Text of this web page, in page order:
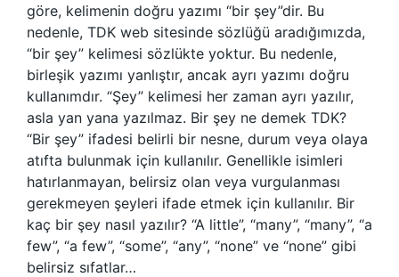
göre, kelimenin doğru yazımı “bir şey”dir. Bu
nedenle, TDK web sitesinde sözlüğü aradığımızda,
“bir şey” kelimesi sözlükte yoktur. Bu nedenle,
birleşik yazımı yanlıştır, ancak ayrı yazımı doğru
kullanımdır. “Şey” kelimesi her zaman ayrı yazılır,
asla yan yana yazılmaz. Bir şey ne demek TDK?
“Bir şey” ifadesi belirli bir nesne, durum veya olaya
atıfta bulunmak için kullanılır. Genellikle isimleri
hatırlanmayan, belirsiz olan veya vurgulanması
gerekmeyen şeyleri ifade etmek için kullanılır. Bir
kaç bir şey nasıl yazılır? “A little”, “many”, “many”, “a
few”, “a few”, “some”, “any”, “none” ve “none” gibi
belirsiz sıfatlar…